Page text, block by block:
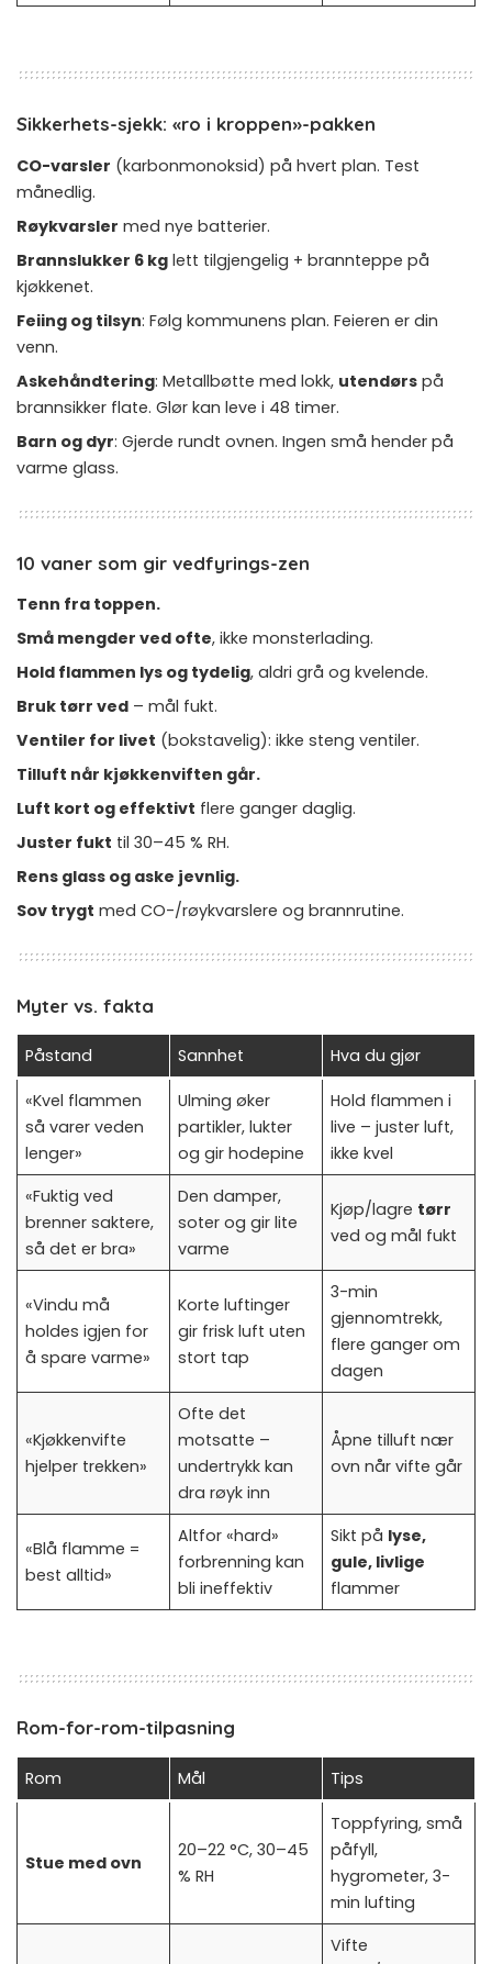
Sikkerhets-sjekk: «ro i kroppen»-pakken
CO-varsler (karbonmonoksid) på hvert plan. Test
månedlig.
Røykvarsler med nye batterier.
Brannslukker 6 kg lett tilgjengelig + brannteppe på
kjøkkenet.
Feiing og tilsyn: Følg kommunens plan. Feieren er din
venn.
Askehåndtering: Metallbøtte med lokk, utendørs på
brannsikker flate. Glør kan leve i 48 timer.
Barn og dyr: Gjerde rundt ovnen. Ingen små hender på
varme glass.
10 vaner som gir vedfyrings-zen
Tenn fra toppen.
Små mengder ved ofte, ikke monsterlading.
Hold flammen lys og tydelig, aldri grå og kvelende.
Bruk tørr ved – mål fukt.
Ventiler for livet (bokstavelig): ikke steng ventiler.
Tilluft når kjøkkenviften går.
Luft kort og effektivt flere ganger daglig.
Juster fukt til 30–45 % RH.
Rens glass og aske jevnlig.
Sov trygt med CO-/røykvarslere og brannrutine.
Myter vs. fakta
Påstand Sannhet Hva du gjør
«Kvel flammen
så varer veden
lenger»
Ulming øker
partikler, lukter
og gir hodepine
Hold flammen i
live – juster luft,
ikke kvel
«Fuktig ved
brenner saktere,
så det er bra»
Den damper,
soter og gir lite
varme
Kjøp/lagre tørr
ved og mål fukt
«Vindu må
holdes igjen for
å spare varme»
Korte luftinger
gir frisk luft uten
stort tap
3-min
gjennomtrekk,
flere ganger om
dagen
«Kjøkkenvifte
hjelper trekken»
Ofte det
motsatte –
undertrykk kan
dra røyk inn
Åpne tilluft nær
ovn når vifte går
«Blå flamme =
best alltid»
Altfor «hard»
forbrenning kan
bli ineffektiv
Sikt på lyse,
gule, livlige
flammer
Rom-for-rom-tilpasning
Rom Mål Tips
Stue med ovn
20–22 °C, 30–45
% RH
Toppfyring, små
påfyll,
hygrometer, 3-
min lufting
Vifte